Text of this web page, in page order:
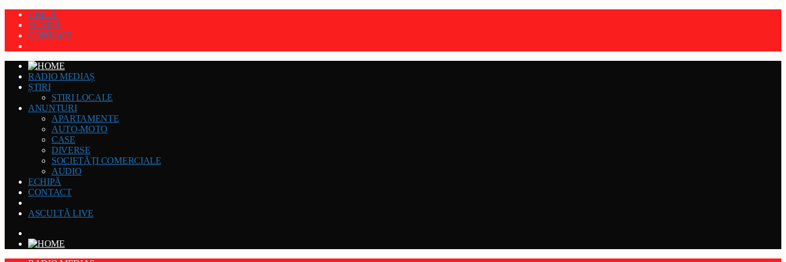
GRILĂ
ECHIPĂ
CONTACT
RADIO MEDIAȘ
ȘTIRI
STIRI LOCALE
ANUNȚURI
APARTAMENTE
AUTO-MOTO
CASE
DIVERSE
SOCIETĂȚI COMERCIALE
AUDIO
ECHIPĂ
CONTACT
ASCULTĂ LIVE